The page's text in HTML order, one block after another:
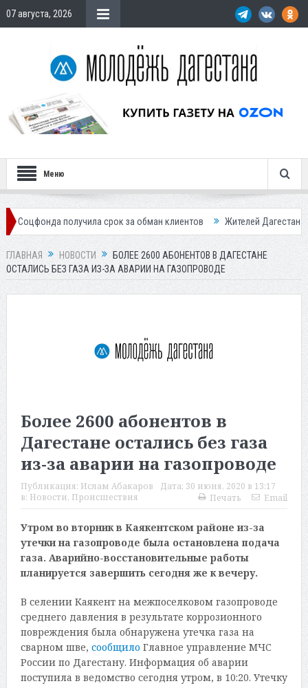
07 августа, 2026
Меню
получила срок за обман клиентов Жителей Дагестана приглашает
ГЛАВНАЯ НОВОСТИ
БОЛЕЕ 2600 АБОНЕНТОВ В ДАГЕСТАНЕ
ОСТАЛИСЬ БЕЗ ГАЗА ИЗ-ЗА АВАРИИ НА ГАЗОПРОВОДЕ
Более 2600 абонентов в
Дагестане остались без газа
из-за аварии на газопроводе
Публикация: Ислам Абакаров Дата: 30 июня, 2020 в 13:17
в: Новости, Происшествия Печать Email
Утром во вторник в Каякентском районе из-за
утечки на газопроводе была остановлена подача
газа. Аварийно-восстановительные работы
планируется завершить сегодня же к вечеру.
В селении Каякент на межпоселковом газопроводе
среднего давления в результате коррозионного
повреждения была обнаружена утечка газа на
сварном шве, сообщило Главное управление МЧС
России по Дагестану. Информация об аварии
поступила в ведомство сегодня утром, в 10:20. Утечку